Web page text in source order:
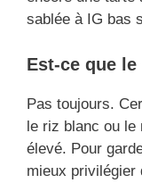
sablée à IG bas
Est-ce que
Pas toujours.
le riz blanc ou le
élevé. Pour
mieux privilégier